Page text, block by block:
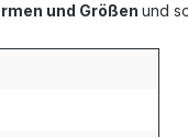
und Größen und